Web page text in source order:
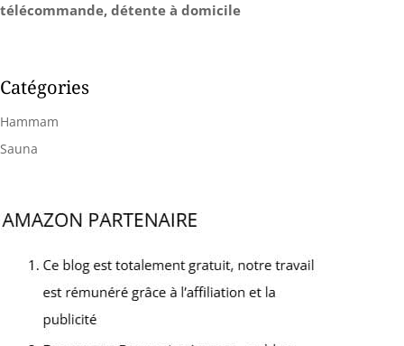
télécommande, détente à domicile
Catégories
Hammam
Sauna